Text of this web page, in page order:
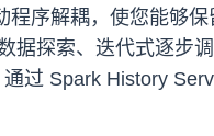
序解耦，使您能够
据探索、迭代式逐步
过 Spark History